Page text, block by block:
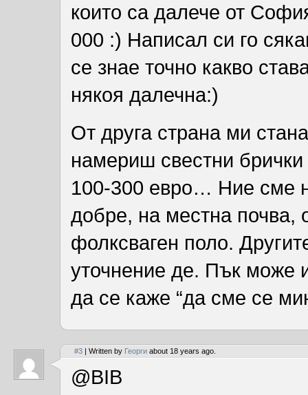
които са далече от
000 :) Написал си го
се знае точно какво
някоя далечна:)
От друга страна ми
намериш свестни
100-300 евро… Ние сме
добре, на местна почва,
фолксваген поло.
уточнение де. Пък може
да се каже “да сме се
#3 | Written by Георги about 18 years ago.
@BIB